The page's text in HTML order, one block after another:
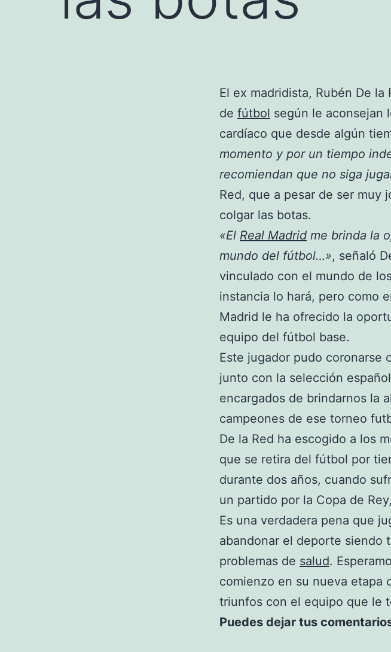
El ex madridista, Rubén De
de fútbol según le aconsejan
cardíaco que desde algún
momento y por un tiempo
recomiendan que no siga
Red, que a pesar de ser muy
colgar las botas.
«El Real Madrid me brinda la
mundo del fútbol…», señaló
vinculado con el mundo de
instancia lo hará, pero como
Madrid le ha ofrecido la
equipo del fútbol base.
Este jugador pudo coronarse
junto con la selección
encargados de brindarnos la
campeones de ese torneo
De la Red ha escogido a los
que se retira del fútbol por
durante dos años, cuando
un partido por la Copa de
Es una verdadera pena que
abandonar el deporte siendo
problemas de salud.
comienzo en su nueva etapa
triunfos con el equipo que le
Puedes dejar tus